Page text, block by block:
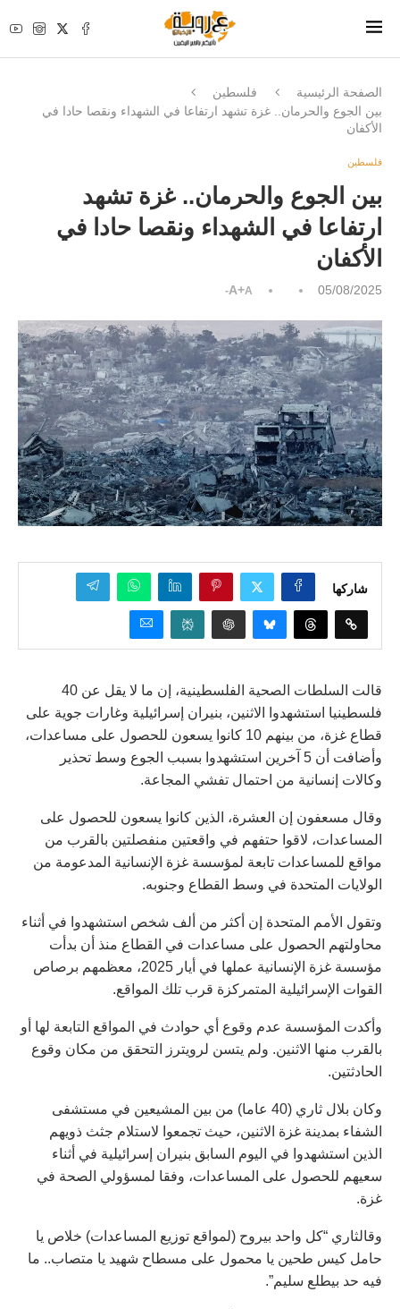
الصفحة الرئيسية
فلسطين
بين الجوع والحرمان.. غزة تشهد ارتفاعا في الشهداء ونقصا حادا في
الأكفان
فلسطين
بين الجوع والحرمان.. غزة تشهد
ارتفاعا في الشهداء ونقصا حادا في
الأكفان
05/08/2025
A+A-
شاركها
قالت السلطات الصحية الفلسطينية، إن ما لا يقل عن 40
فلسطينيا استشهدوا الاثنين، بنيران إسرائيلية وغارات جوية على
قطاع غزة، من بينهم 10 كانوا يسعون للحصول على مساعدات،
وأضافت أن 5 آخرين استشهدوا بسبب الجوع وسط تحذير
وكالات إنسانية من احتمال تفشي المجاعة.
وقال مسعفون إن العشرة، الذين كانوا يسعون للحصول على
المساعدات، لاقوا حتفهم في واقعتين منفصلتين بالقرب من
مواقع للمساعدات تابعة لمؤسسة غزة الإنسانية المدعومة من
الولايات المتحدة في وسط القطاع وجنوبه.
وتقول الأمم المتحدة إن أكثر من ألف شخص استشهدوا في أثناء
محاولتهم الحصول على مساعدات في القطاع منذ أن بدأت
مؤسسة غزة الإنسانية عملها في أيار 2025، معظمهم برصاص
القوات الإسرائيلية المتمركزة قرب تلك المواقع.
وأكدت المؤسسة عدم وقوع أي حوادث في المواقع التابعة لها أو
بالقرب منها الاثنين. ولم يتسن لرويترز التحقق من مكان وقوع
الحادثتين.
وكان بلال ثاري (40 عاما) من بين المشيعين في مستشفى
الشفاء بمدينة غزة الاثنين، حيث تجمعوا لاستلام جثث ذويهم
الذين استشهدوا في اليوم السابق بنيران إسرائيلية في أثناء
سعيهم للحصول على المساعدات، وفقا لمسؤولي الصحة في
غزة.
وقالثاري “‭‭‬‬‬‬كل واحد بيروح (لمواقع توزيع المساعدات) خلاص يا
حامل كيس طحين يا محمول على مسطاح شهيد يا متصاب.. ما
فيه حد بيطلع سليم”.